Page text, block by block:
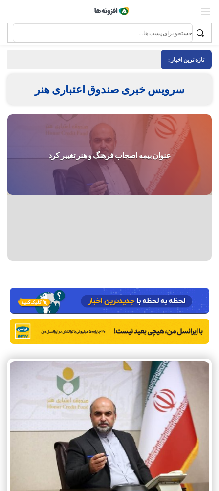
تازه ترین اخبار :
سرویس خبری صندوق اعتباری هنر
عنوان بیمه اصحاب فرهنگ و هنر تغییر کرد